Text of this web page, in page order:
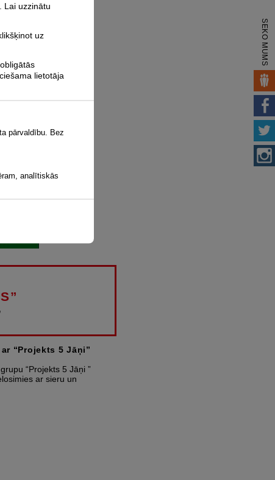
“Projekts 5 Jāņi”
“Projekts 5 Jāņi ”
ar sieru un
SEKO MUMS
Lai uzzinātu
uz
lietotāja
pārvaldību. Bez
analītiskās